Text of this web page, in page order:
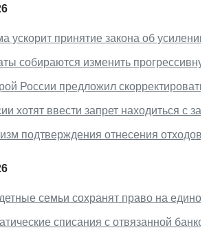
ускорит принятие закона об
собираются изменить
России предложил
хотят ввести запрет находиться с
подтверждения отнесения отходов
семьи сохранят право на
списания с отвязанной